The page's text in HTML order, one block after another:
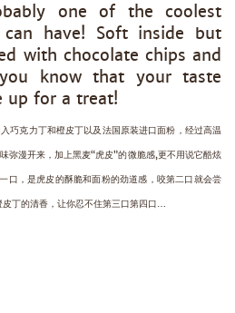
one of the coolest
have! Soft inside but
with chocolate chips and
know that your taste
up for a treat!
巧克力丁和橙皮丁以及法国原装进口面粉，经过高温
弥漫开来，加上黑麦“虎皮”的微脆感,更不用说它酷炫
口，是虎皮的酥脆和面粉的劲道感，咬第二口就会尝
丁的清香，让你忍不住第三口第四口…